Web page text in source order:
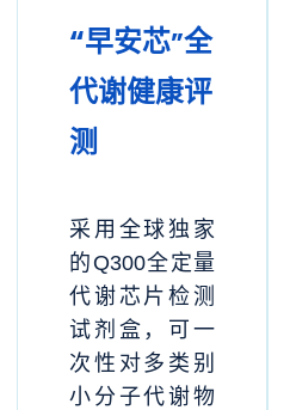
“早安芯”全
代谢健康评
测
采用全球独家
的Q300全定量
代谢芯片检测
试剂盒，可一
次性对多类别
小分子代谢物